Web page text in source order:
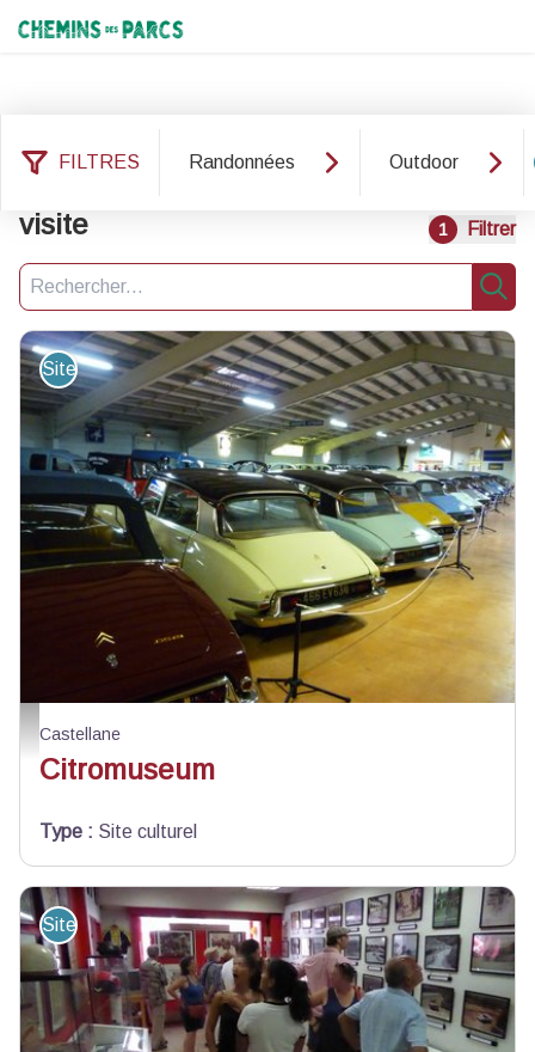
Chemins des Parcs
FILTRES Randonnées Outdoor
visite
1 Filtrer
Recherche
Les DS - ©Citromuseum
Site de visite
Castellane
Citromuseum
Type : Site culturel
Site de visite